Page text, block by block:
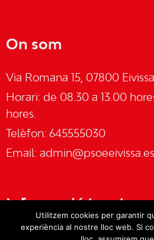
On som
Via Romana 15, 07800
Horari: de 08.30 a 13.00
hores.
Telèfon: 645555030
Email: admin@psoeeivissa.es
Informació legal
Utilitzem cookies per garantir
experiència al nostre lloc web. Si